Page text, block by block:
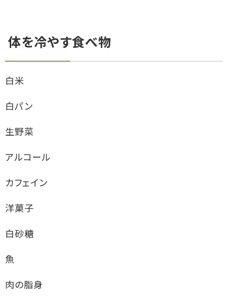
体を冷やす食べ物
白米
白パン
生野菜
アルコール
カフェイン
洋菓子
白砂糖
魚
肉の脂身